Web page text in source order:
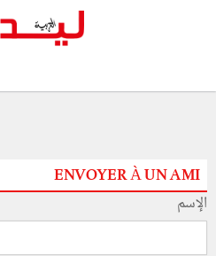
ENVOYER À UN AMI
الإسم